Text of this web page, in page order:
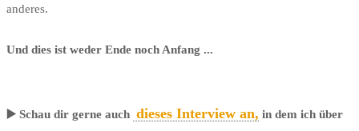
anderes.
Und dies ist weder Ende noch Anfang ...
▶️ Schau dir gerne auch dieses Interview an, in dem ich über